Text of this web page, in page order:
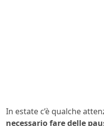
In estate c’è qualche
necessario fare delle